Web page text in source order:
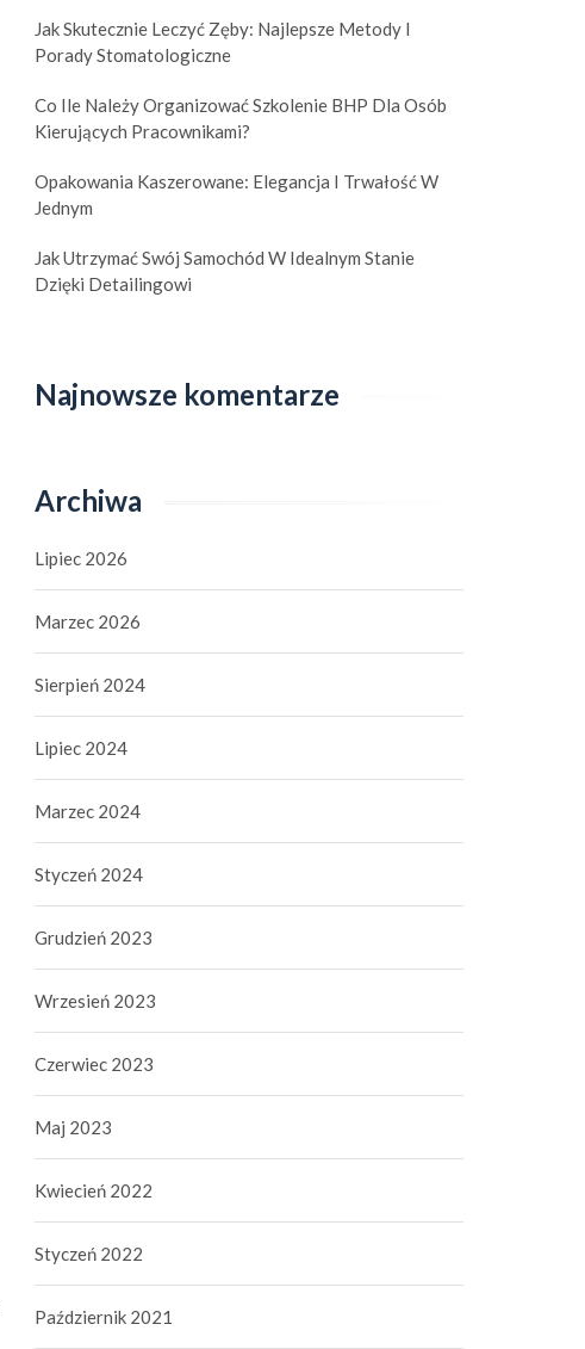
Jak Skutecznie Leczyć Zęby: Najlepsze Metody I
Porady Stomatologiczne
Co Ile Należy Organizować Szkolenie BHP Dla Osób
Kierujących Pracownikami?
Opakowania Kaszerowane: Elegancja I Trwałość W
Jednym
Jak Utrzymać Swój Samochód W Idealnym Stanie
Dzięki Detailingowi
Najnowsze komentarze
Archiwa
Lipiec 2026
Marzec 2026
Sierpień 2024
Lipiec 2024
Marzec 2024
Styczeń 2024
Grudzień 2023
Wrzesień 2023
Czerwiec 2023
Maj 2023
Kwiecień 2022
Styczeń 2022
Październik 2021